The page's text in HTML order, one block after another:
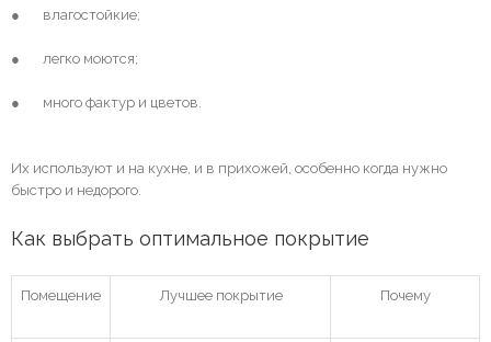
● влагостойкие;
● легко моются;
● много фактур и цветов.
Их используют и на кухне, и в прихожей, особенно когда нужно
быстро и недорого.
Как выбрать оптимальное покрытие
Помещение Лучшее покрытие Почему